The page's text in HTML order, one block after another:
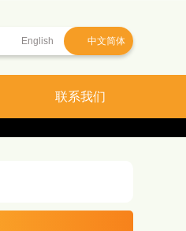
English 中文简体
联系我们